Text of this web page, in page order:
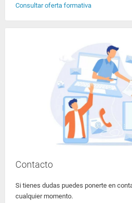
Consultar oferta formativa
Contacto
Si tienes dudas puedes ponerte en
cualquier momento.